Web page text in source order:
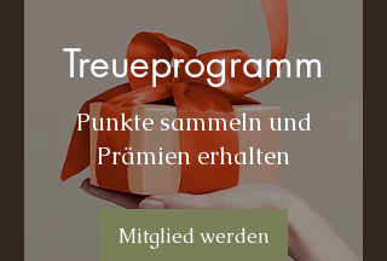
Treueprogramm
Punkte sammeln und
Prämien erhalten
Mitglied werden